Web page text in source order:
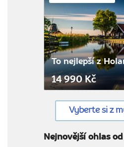
To nejlepší z
14 990 Kč
Vyberte si z
Nejnovější ohlas